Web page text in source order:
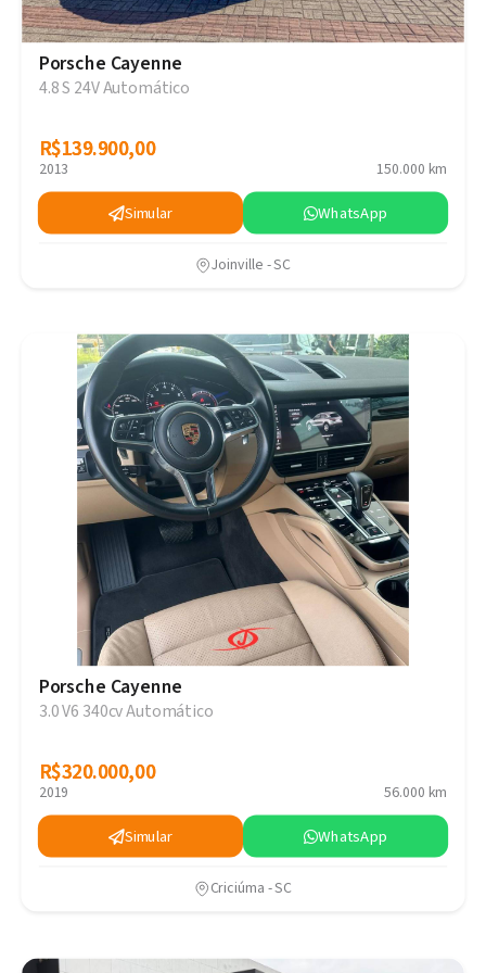
Porsche Cayenne
4.8 S 24V Automático
R$139.900,00
R$139.900,00
2013 150.000 km
Simular WhatsApp
Joinville - SC
Porsche Cayenne
3.0 V6 340cv Automático
R$320.000,00
R$320.000,00
2019 56.000 km
Simular WhatsApp
Criciúma - SC